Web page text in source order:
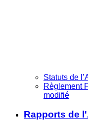
Statuts de
Règlement
modifié
Rapports de